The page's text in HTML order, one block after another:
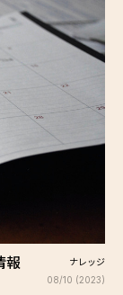
報
ナレッジ
08/10 (2023)